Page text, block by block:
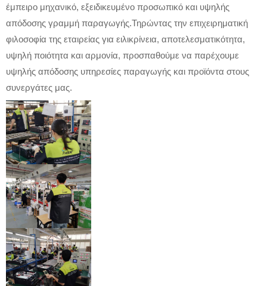
έμπειρο μηχανικό, εξειδικευμένο προσωπικό και υψηλής
απόδοσης γραμμή παραγωγής.Τηρώντας την επιχειρηματική
φιλοσοφία της εταιρείας για ειλικρίνεια, αποτελεσματικότητα,
υψηλή ποιότητα και αρμονία, προσπαθούμε να παρέχουμε
υψηλής απόδοσης υπηρεσίες παραγωγής και προϊόντα στους
συνεργάτες μας.